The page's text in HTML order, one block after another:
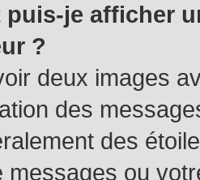
puis-je afficher
?
deux images
des
des
messages ou